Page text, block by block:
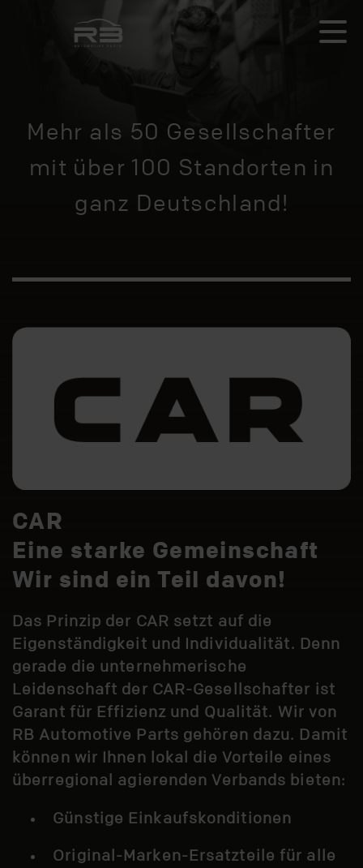
Mehr als 50 Gesellschafter
mit über 100 Standorten in
ganz Deutschland!
CAR
Eine starke Gemeinschaft
Wir sind ein Teil davon!
Das Prinzip der CAR setzt auf die
Eigenständigkeit und Individualität. Denn
gerade die unternehmerische
Leidenschaft der CAR-Gesellschafter ist
Garant für Effizienz und Qualität. Wir von
RB Automotive Parts gehören dazu. Damit
können wir Ihnen lokal die Vorteile eines
überregional agierenden Verbands bieten:
Günstige Einkaufskonditionen
Original-Marken-Ersatzteile für alle